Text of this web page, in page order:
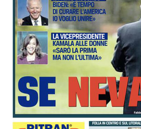
Altrecose
Mondiali calcio 2026